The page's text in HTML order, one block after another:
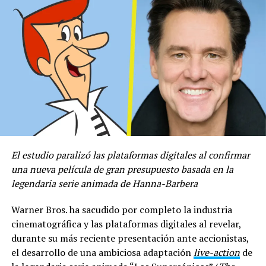
música electrónica y es el
resultado de más de 15
años trabajando
constante”, expresó Víctor,
quien, durante su
trayectoria, ha contado con
el apoyo de Steve Angello,
Axwell, Sebastián Ingrosso,
Erick Morillo, entre otros
grandes.
En la música, además del lanzamiento de 777 Lab,
Porfidio está preparando distintos eventos para las
El estudio paralizó las plataformas digitales al confirmar
una nueva película de gran presupuesto basada en la
legendaria serie animada de Hanna-Barbera
Warner Bros. ha sacudido por completo la industria
cinematográfica y las plataformas digitales al revelar,
durante su más reciente presentación ante accionistas,
el desarrollo de una ambiciosa adaptaciónlive-actionde